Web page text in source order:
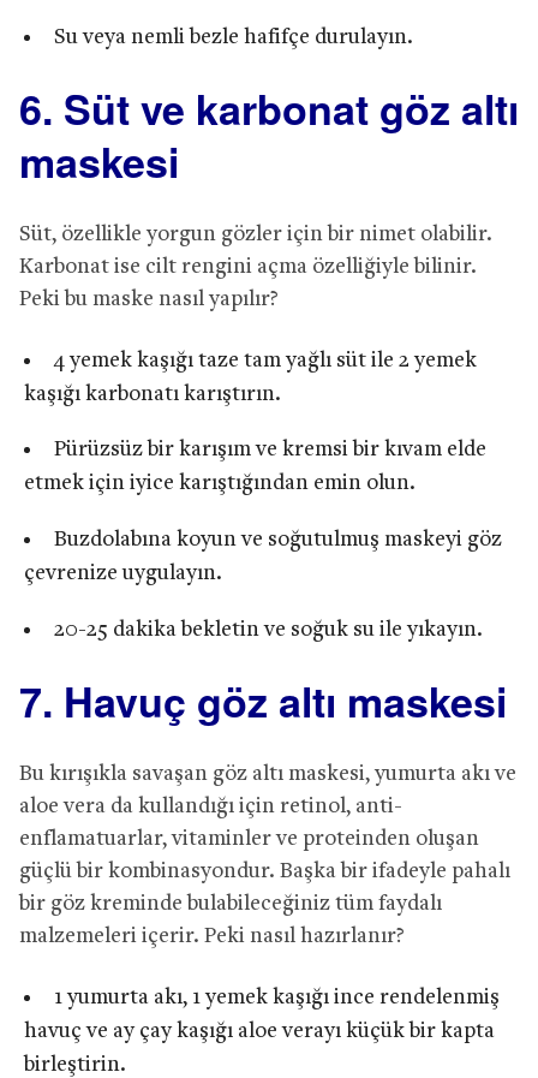
Su veya nemli bezle hafifçe durulayın.
6. Süt ve karbonat göz altı
maskesi
Süt, özellikle yorgun gözler için bir nimet olabilir.
Karbonat ise cilt rengini açma özelliğiyle bilinir.
Peki bu maske nasıl yapılır?
4 yemek kaşığı taze tam yağlı süt ile 2 yemek
kaşığı karbonatı karıştırın.
Pürüzsüz bir karışım ve kremsi bir kıvam elde
etmek için iyice karıştığından emin olun.
Buzdolabına koyun ve soğutulmuş maskeyi göz
çevrenize uygulayın.
20-25 dakika bekletin ve soğuk su ile yıkayın.
7. Havuç göz altı maskesi
Bu kırışıkla savaşan göz altı maskesi, yumurta akı ve
aloe vera da kullandığı için retinol, anti-
enflamatuarlar, vitaminler ve proteinden oluşan
güçlü bir kombinasyondur. Başka bir ifadeyle pahalı
bir göz kreminde bulabileceğiniz tüm faydalı
malzemeleri içerir. Peki nasıl hazırlanır?
1 yumurta akı, 1 yemek kaşığı ince rendelenmiş
havuç ve ay çay kaşığı aloe verayı küçük bir kapta
birleştirin.